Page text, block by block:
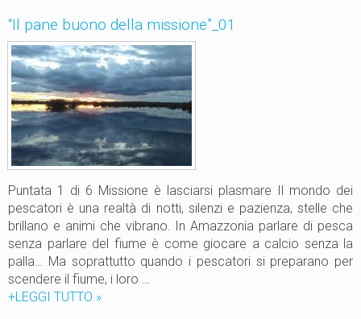
s
s
i
o
n
e
!
”
_
0
3
l
p
a
n
e
b
u
o
n
o
d
e
l
l
a
m
“Il pane buono della missione”_01
Puntata 1 di 6 Missione è lasciarsi plasmare Il mondo dei
pescatori è una realtà di notti, silenzi e pazienza, stelle che
brillano e animi che vibrano. In Amazzonia parlare di pesca
senza parlare del fiume è come giocare a calcio senza la
palla… Ma soprattutto quando i pescatori si preparano per
scendere il fiume, i loro …
+LEGGI TUTTO »